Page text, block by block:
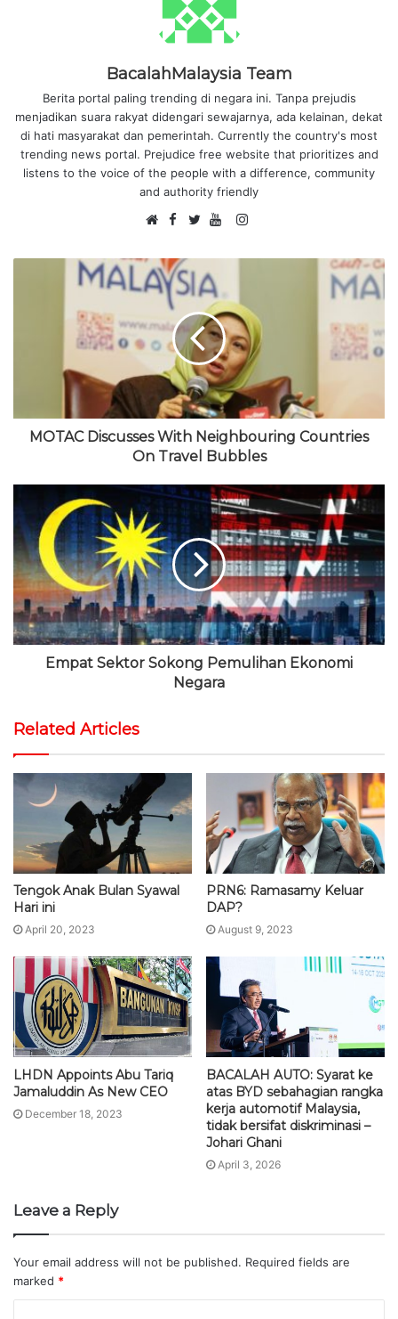
BacalahMalaysia Team
Berita portal paling trending di negara ini. Tanpa prejudis
menjadikan suara rakyat didengari sewajarnya, ada kelainan, dekat
di hati masyarakat dan pemerintah. Currently the country's most
trending news portal. Prejudice free website that prioritizes and
listens to the voice of the people with a difference, community
and authority friendly
e
b
s
t
e
F
c
e
b
o
o
k
w
i
t
t
e
r
o
T
u
b
e
I
s
g
r
a
m
MOTAC Discusses With Neighbouring Countries
On Travel Bubbles
Empat Sektor Sokong Pemulihan Ekonomi
Negara
Related Articles
Tengok Anak Bulan Syawal
Hari ini
April 20, 2023
PRN6: Ramasamy Keluar
DAP?
August 9, 2023
LHDN Appoints Abu Tariq
Jamaluddin As New CEO
December 18, 2023
BACALAH AUTO: Syarat ke
atas BYD sebahagian rangka
kerja automotif Malaysia,
tidak bersifat diskriminasi –
Johari Ghani
April 3, 2026
Leave a Reply
Your email address will not be published. Required fields are
marked *